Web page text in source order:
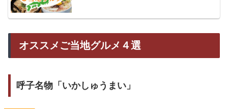
オススメご当地グルメ４選
呼子名物「いかしゅうまい」